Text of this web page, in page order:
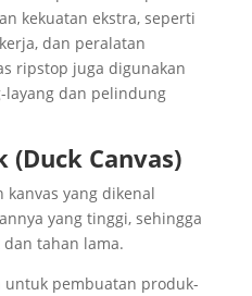
kekuatan ekstra, seperti
dan peralatan
ripstop juga digunakan
layang dan pelindung
(Duck Canvas)
kanvas yang dikenal
yang tinggi, sehingga
tahan lama.
pembuatan produk-